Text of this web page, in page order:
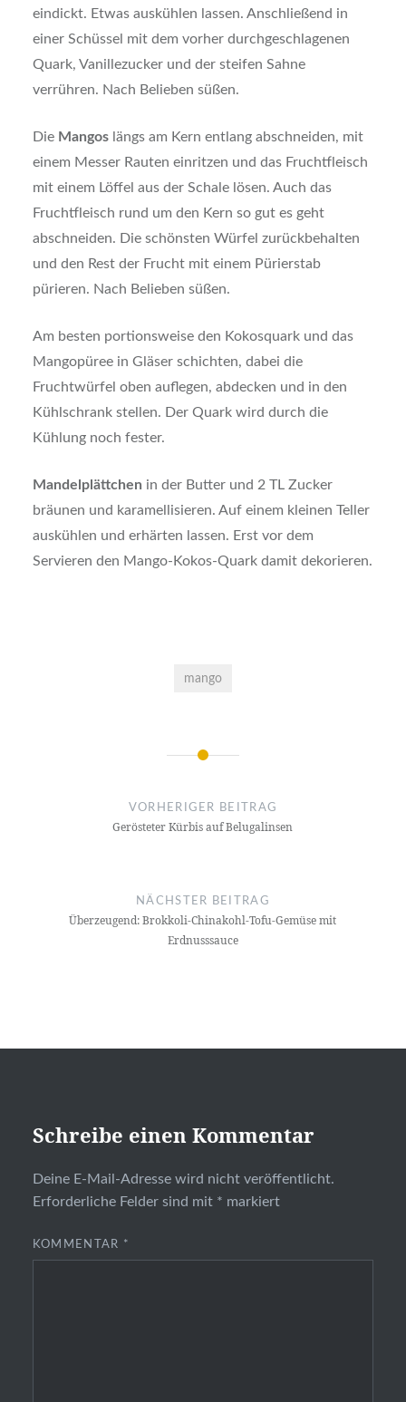
eindickt. Etwas auskühlen lassen. Anschließend in
einer Schüssel mit dem vorher durchgeschlagenen
Quark, Vanillezucker und der steifen Sahne
verrühren. Nach Belieben süßen.
Die Mangoslängs am Kern entlang abschneiden, mit
einem Messer Rauten einritzen und das Fruchtfleisch
mit einem Löffel aus der Schale lösen. Auch das
Fruchtfleisch rund um den Kern so gut es geht
abschneiden. Die schönsten Würfel zurückbehalten
und den Rest der Frucht mit einem Pürierstab
pürieren. Nach Belieben süßen.
Am besten portionsweise den Kokosquark und das
Mangopüree in Gläser schichten, dabei die
Fruchtwürfel oben auflegen, abdecken und in den
Kühlschrank stellen. Der Quark wird durch die
Kühlung noch fester.
Mandelplättchen in der Butter und 2 TL Zucker
bräunen und karamellisieren. Auf einem kleinen Teller
auskühlen und erhärten lassen. Erst vor dem
Servieren den Mango-Kokos-Quark damit dekorieren.
mango
Beitragsnavigation
VORHERIGER BEITRAG
Gerösteter Kürbis auf Belugalinsen
NÄCHSTER BEITRAG
Überzeugend: Brokkoli-Chinakohl-Tofu-Gemüse mit
Erdnusssauce
Schreibe einen Kommentar
Deine E-Mail-Adresse wird nicht veröffentlicht.
Erforderliche Felder sind mit * markiert
KOMMENTAR *